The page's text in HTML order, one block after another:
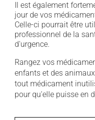
Il est également
jour de vos
Celle-ci pourrait être
professionnel de la
d'urgence.
Rangez vos
enfants et des
tout médicament
pour qu'elle puisse en